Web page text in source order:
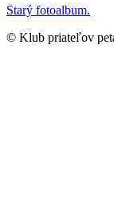
Starý fotoalbum.
© Klub priateľov